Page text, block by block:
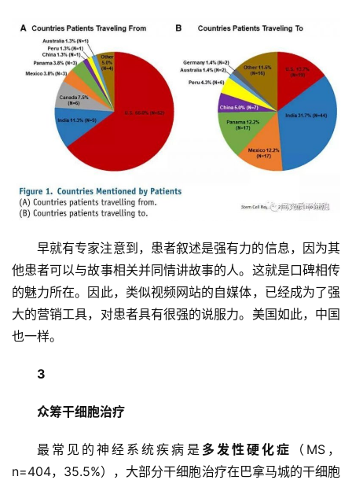
早就有专家注意到，患者叙述是强有力的信息，因为其
他患者可以与故事相关并同情讲故事的人。这就是口碑相传
的魅力所在。因此，类似视频网站的自媒体，已经成为了强
大的营销工具，对患者具有很强的说服力。美国如此，中国
也一样。
3
众筹干细胞治疗
最常见的神经系统疾病是 多发性硬化症
（MS，
n=404，35.5%），大部分干细胞治疗在巴拿马城的干细胞